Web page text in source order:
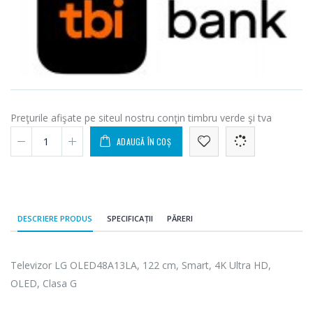
Preţurile afişate pe siteul nostru conţin timbru verde şi tva
ADAUGĂ ÎN COȘ
DESCRIERE PRODUS SPECIFICAȚII PĂRERI
Televizor LG OLED48A13LA, 122 cm, Smart, 4K Ultra HD,
OLED, Clasa G